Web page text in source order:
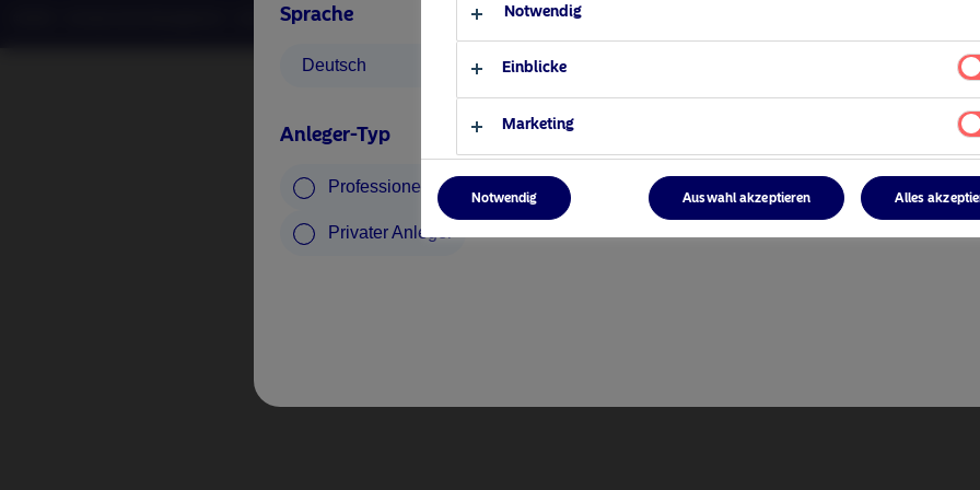
Sprache
Deutsch
Anleger-Typ
Professioneller Anleger
Privater Anleger
©2026 – Nordea Asset Management – alle Rechte vorbehalten Notwendig
Einblicke
Marketing
Notwendig Auswahl akzeptieren Alles